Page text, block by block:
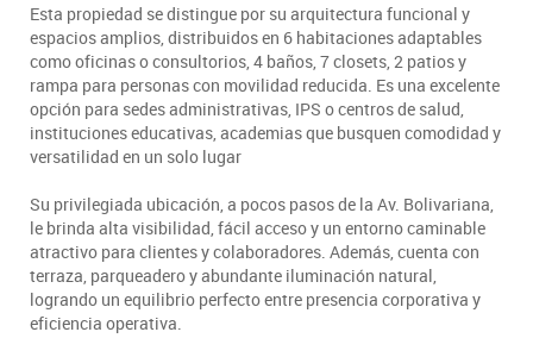
Esta propiedad se distingue por su arquitectura funcional y
espacios amplios, distribuidos en 6 habitaciones adaptables
como oficinas o consultorios, 4 baños, 7 closets, 2 patios y
rampa para personas con movilidad reducida. Es una excelente
opción para sedes administrativas, IPS o centros de salud,
instituciones educativas, academias que busquen comodidad y
versatilidad en un solo lugar
Su privilegiada ubicación, a pocos pasos de la Av. Bolivariana,
le brinda alta visibilidad, fácil acceso y un entorno caminable
atractivo para clientes y colaboradores. Además, cuenta con
terraza, parqueadero y abundante iluminación natural,
logrando un equilibrio perfecto entre presencia corporativa y
eficiencia operativa.